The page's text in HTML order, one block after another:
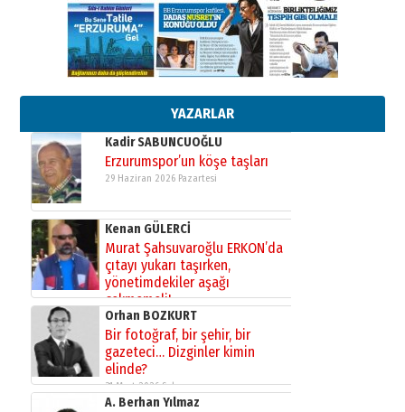
YAZARLAR
gönül adamı Faruk Terzioğlu!
13 Mayıs 2026 Çarşamba
Esat BİNDESEN
Başkan Sekmen’den Erzurum’a
bir vizyon proje daha!
02 Ağustos 2026 Pazar
Kadir SABUNCUOĞLU
Erzurumspor’un köşe taşları
29 Haziran 2026 Pazartesi
Kenan GÜLERCİ
Murat Şahsuvaroğlu ERKON’da
çıtayı yukarı taşırken,
yönetimdekiler aşağı
çekmemeli!
17 Şubat 2026 SalıOrhan BOZKURT
Bir fotoğraf, bir şehir, bir
gazeteci… Dizginler kimin
elinde?
31 Mart 2026 Salı
A. Berhan Yılmaz